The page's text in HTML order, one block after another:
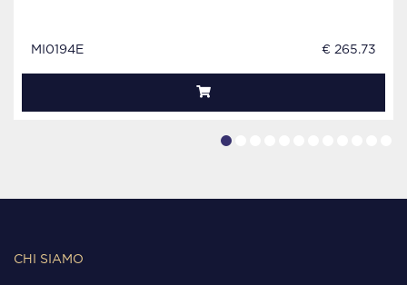
MI0194E € 265.73
CHI SIAMO